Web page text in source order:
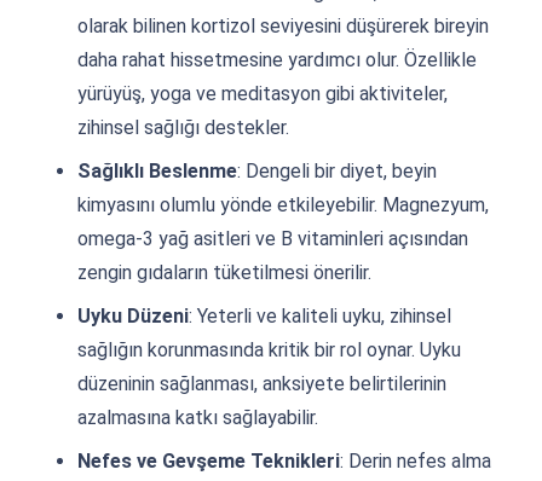
olarak bilinen kortizol seviyesini düşürerek bireyin
daha rahat hissetmesine yardımcı olur. Özellikle
yürüyüş, yoga ve meditasyon gibi aktiviteler,
zihinsel sağlığı destekler.
Sağlıklı Beslenme: Dengeli bir diyet, beyin
kimyasını olumlu yönde etkileyebilir. Magnezyum,
omega-3 yağ asitleri ve B vitaminleri açısından
zengin gıdaların tüketilmesi önerilir.
Uyku Düzeni: Yeterli ve kaliteli uyku, zihinsel
sağlığın korunmasında kritik bir rol oynar. Uyku
düzeninin sağlanması, anksiyete belirtilerinin
azalmasına katkı sağlayabilir.
Nefes ve Gevşeme Teknikleri: Derin nefes alma